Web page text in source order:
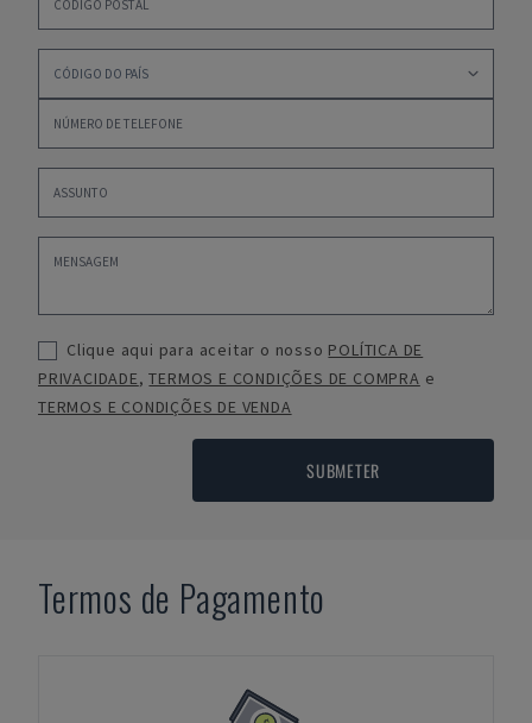
Clique aqui para aceitar o nosso POLÍTICA DE
PRIVACIDADE,TERMOS E CONDIÇÕES DE COMPRA e
TERMOS E CONDIÇÕES DE VENDA
SUBMETER
Termos de Pagamento